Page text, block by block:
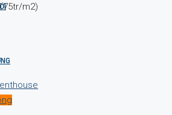
m2)